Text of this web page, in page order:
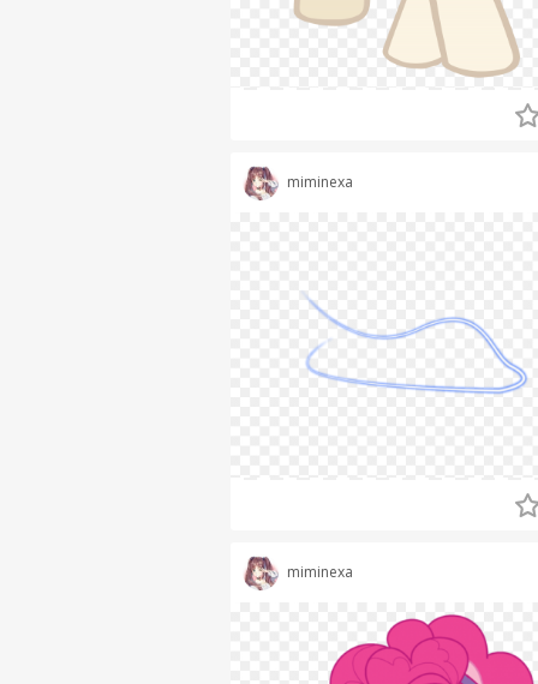
miminexa
miminexa